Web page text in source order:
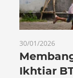
30/01/2026
Ikhtiar